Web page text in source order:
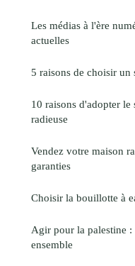
Les médias à l'ère
actuelles
5 raisons de choisir un
10 raisons d'adopter
radieuse
Vendez votre maison
garanties
Choisir la bouillotte à
Agir pour la palestine
ensemble